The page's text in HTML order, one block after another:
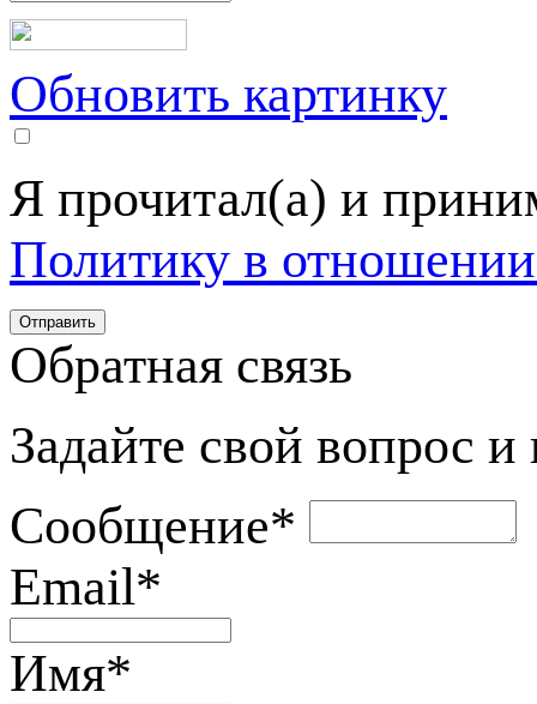
Обновить картинку
Я прочитал(а) и
Политику в
Обратная связь
Задайте свой вопрос
Сообщение*
Email*
Имя*